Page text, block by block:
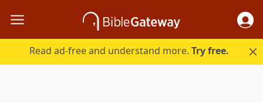
Read ad-free and understand more.Try free.